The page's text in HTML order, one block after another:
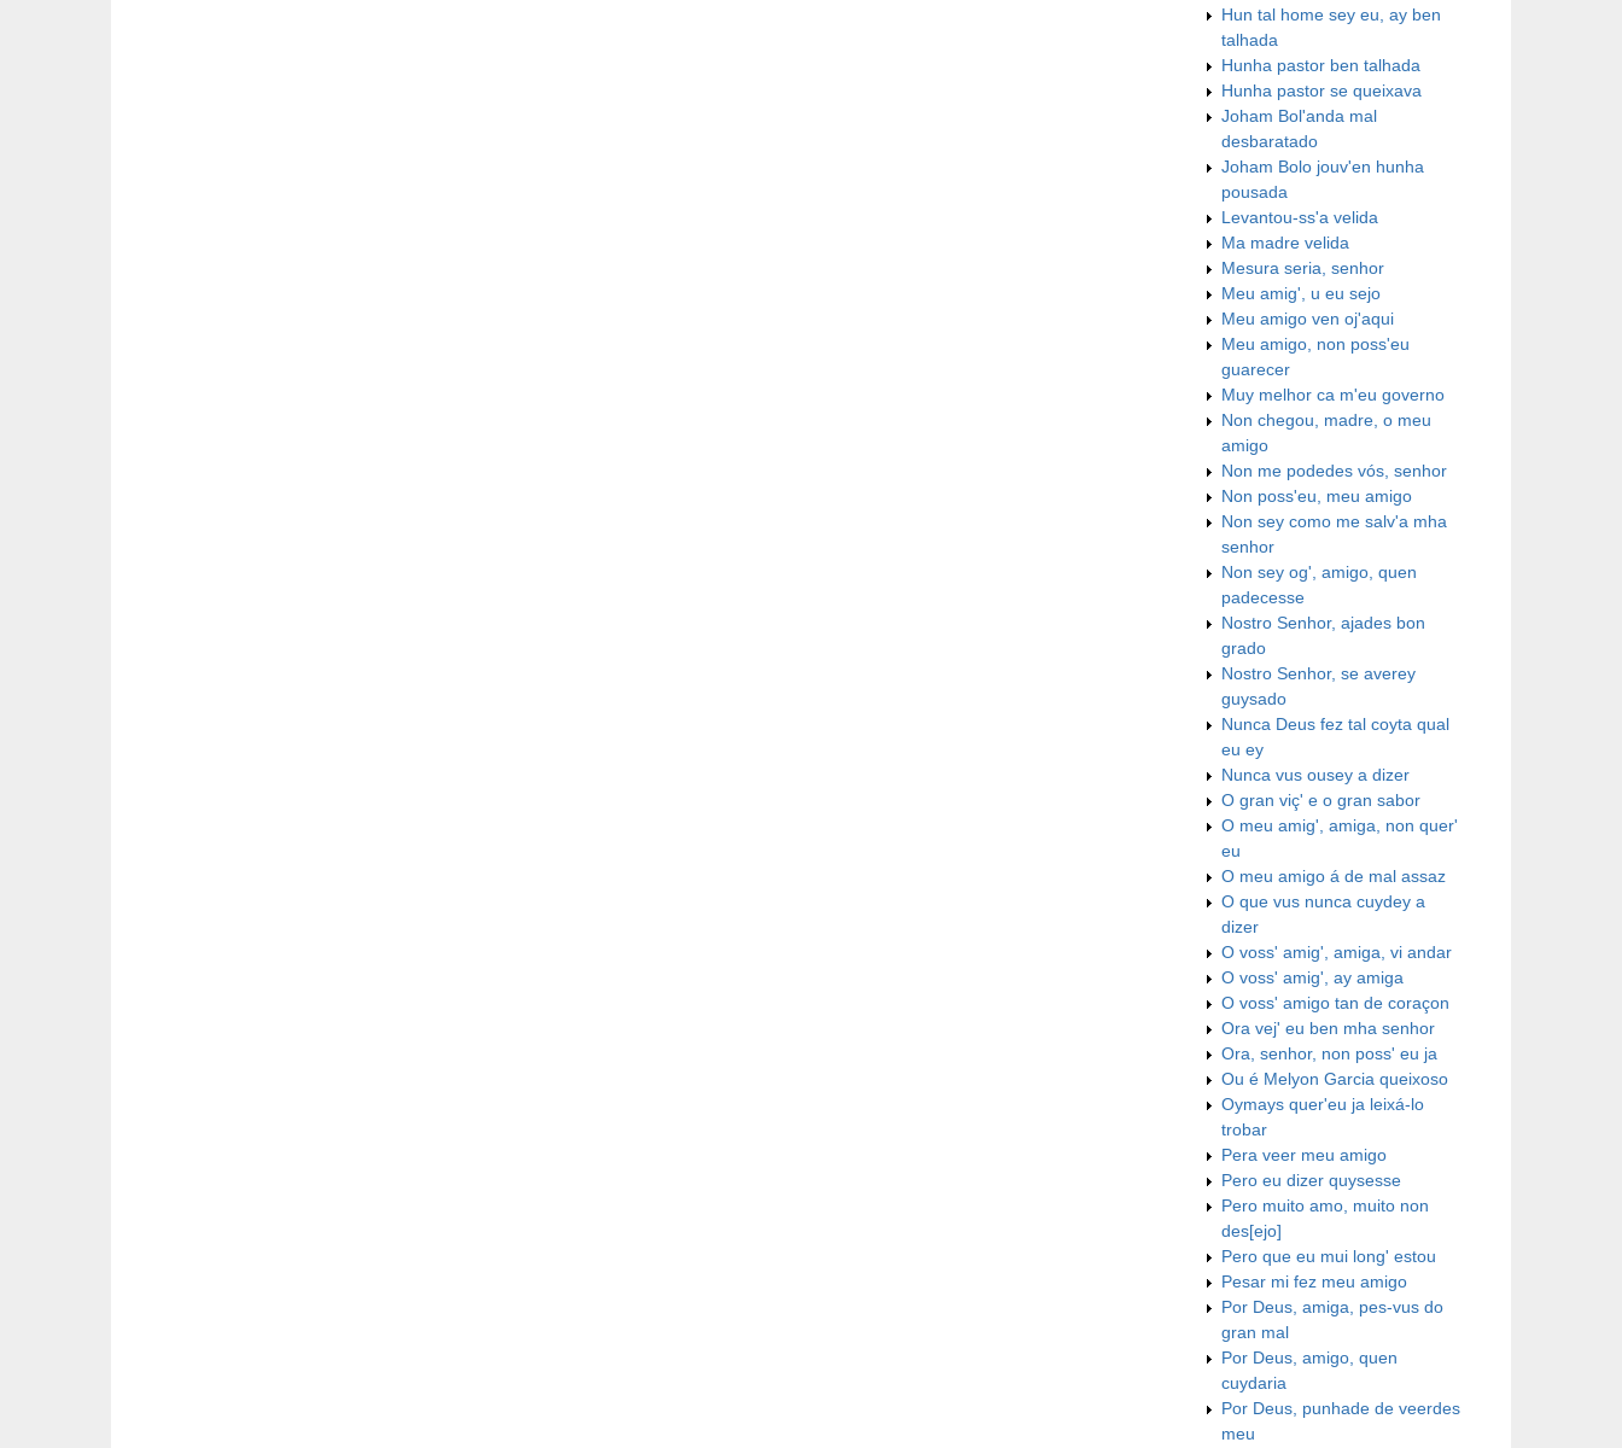
Hun tal home sey eu, ay ben
talhada
Hunha pastor ben talhada
Hunha pastor se queixava
Joham Bol'anda mal
desbaratado
Joham Bolo jouv'en hunha
pousada
Levantou-ss'a velida
Ma madre velida
Mesura seria, senhor
Meu amig', u eu sejo
Meu amigo ven oj'aqui
Meu amigo, non poss'eu
guarecer
Muy melhor ca m'eu governo
Non chegou, madre, o meu
amigo
Non me podedes vós, senhor
Non poss'eu, meu amigo
Non sey como me salv'a mha
senhor
Non sey og', amigo, quen
padecesse
Nostro Senhor, ajades bon
grado
Nostro Senhor, se averey
guysado
Nunca Deus fez tal coyta qual
eu ey
Nunca vus ousey a dizer
O gran viç' e o gran sabor
O meu amig', amiga, non quer'
eu
O meu amigo á de mal assaz
O que vus nunca cuydey a
dizer
O voss' amig', amiga, vi andar
O voss' amig', ay amiga
O voss' amigo tan de coraçon
Ora vej' eu ben mha senhor
Ora, senhor, non poss' eu ja
Ou é Melyon Garcia queixoso
Oymays quer'eu ja leixá-lo
trobar
Pera veer meu amigo
Pero eu dizer quysesse
Pero muito amo, muito non
des[ejo]
Pero que eu mui long' estou
Pesar mi fez meu amigo
Por Deus, amiga, pes-vus do
gran mal
Por Deus, amigo, quen
cuydaria
Por Deus, punhade de veerdes
meu